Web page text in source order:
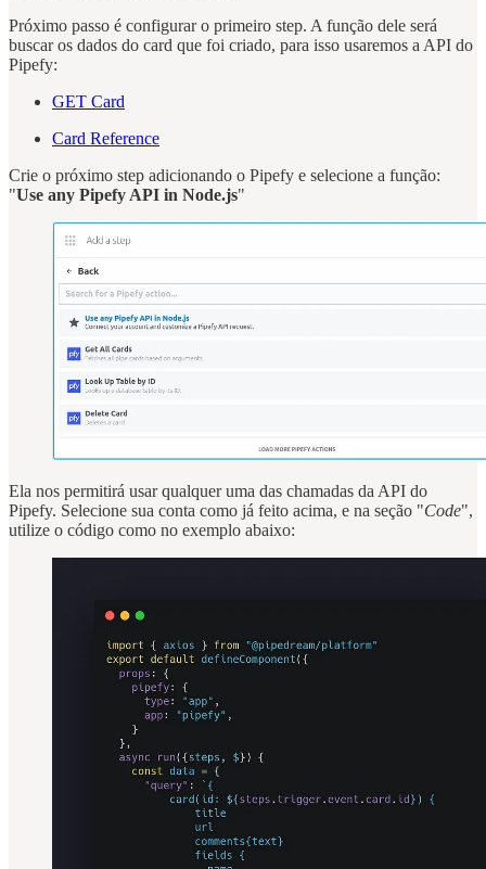
Próximo passo é configurar o primeiro step. A função dele será
buscar os dados do card que foi criado, para isso usaremos a API do
Pipefy:
GET Card
Card Reference
Crie o próximo step adicionando o Pipefy e selecione a função:
"Use any Pipefy API in Node.js"
Ela nos permitirá usar qualquer uma das chamadas da API do
Pipefy. Selecione sua conta como já feito acima, e na seção "Code",
utilize o código como no exemplo abaixo: